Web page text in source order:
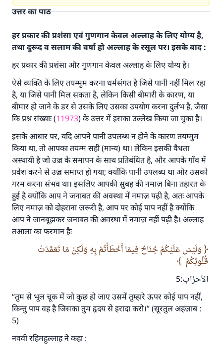
उत्तर का पाठ
हर प्रकार की प्रशंसा एवं गुणगान केवल अल्लाह के लिए योग्य है,
तथा दुरूद व सलाम की वर्षा हो अल्लाह के रसूल पर। इसके बाद :
हर प्रकार की प्रशंसा और गुणगान केवल अल्लाह के लिए योग्य है।
ऐसे व्यक्ति के लिए तयम्मुम करना धर्मसंगत है जिसे पानी नहीं मिल रहा
है, या जिसे पानी मिल सकता है, लेकिन किसी बीमारी के कारण, या
बीमार हो जाने के डर से उसके लिए उसका उपयोग करना दुर्लभ है, जैसा
कि प्रश्न संख्याः (11973) के उत्तर में इसका उल्लेख किया जा चुका है।
इसके आधार पर, यदि आपने पानी उपलब्ध न होने के कारण तयम्मुम
किया था, तो आपका तयम्म सही (मान्य) था। लेकिन इसकी वैधता
अस्थायी है जो उज़्र के समापन के साथ प्रतिबंधित है, और आपके गाँव में
प्रवेश करने से उज़्र समाप्त हो गया; क्योंकि पानी उपलब्ध था और उसको
गरम करना संभव था। इसलिए आपकी सुबह की नमाज़ बिना तहारत के
हुई है क्योंकि आप ने जनाबत की अवस्था में नमाज़ पढ़ी है, अतः आपके
लिए नमाज़ को दोहराना ज़रूरी है, आप पर कोई पाप नहीं है क्योंकि
आप ने जानबूझकर जनाबत की अवस्था में नमाज़ नहीं पढ़ी है। अल्लाह
तआला का फरमान हैः
وَلَيْسَ عَلَيْكُمْ جُنَاحٌ فِيمَا أَخْطَأْتُمْ بِهِ وَلَكِنْ مَا تَعَمَّدَتْ
قُلُوبُكُمْ
الأحزاب:5
“तुम से भूल चूक में जो कुछ हो जाए उसमें तुम्हारे ऊपर कोई पाप नहीं,
किन्तु पाप वह है जिसका तुम हृदय से इरादा करो।” (सूरतुल अहज़ाब :
5)
नववी रहिमहुल्लाह ने कहा :